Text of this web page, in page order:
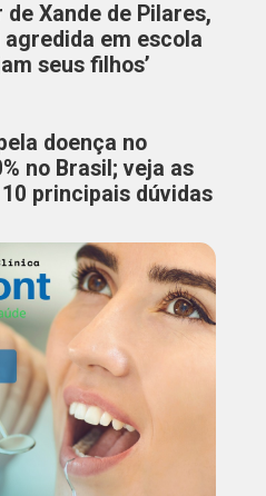
Xande de Pilares,
em escola
seus filhos’
doença no
no Brasil; veja as
principais dúvidas